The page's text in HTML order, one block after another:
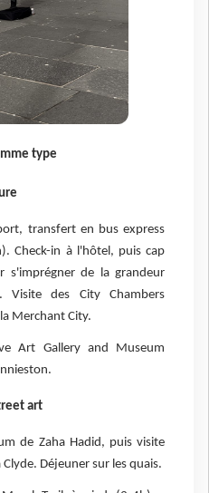
type
transfert en bus express
Check-in à l'hôtel, puis cap
s'imprégner de la grandeur
Visite des City Chambers
Merchant City.
Art Gallery and Museum
art
de Zaha Hadid, puis visite
Déjeuner sur les quais.